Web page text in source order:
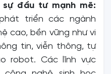
đầu tư mạnh mẽ:
triển các ngành
cao, bền vững như vi
tin, viễn thông, tự
robot. Các lĩnh vực